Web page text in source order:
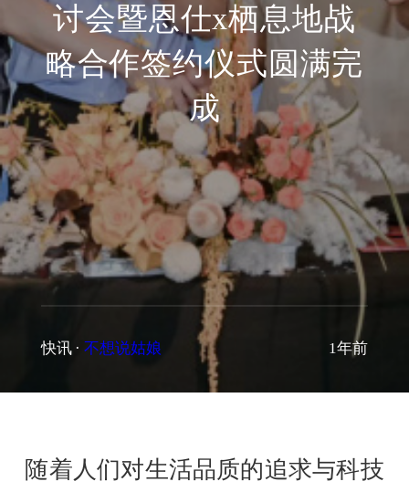
讨会暨恩仕x栖息地战
略合作签约仪式圆满完
成
快讯 · 不想说姑娘 1年前
随着人们对生活品质的追求与科技